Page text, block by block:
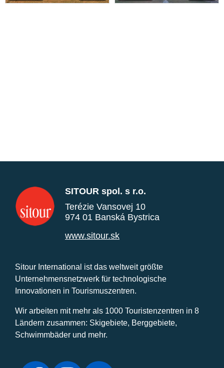
SITOUR spol. s r.o.
Terézie Vansovej 10
974 01 Banská Bystrica
www.sitour.sk
Sitour International ist das weltweit größte
Unternehmensnetzwerk für technologische
Innovationen in Tourismuszentren.
Wir arbeiten mit mehr als 1000 Touristenzentren in 8
Ländern zusammen: Skigebiete, Berggebiete,
Schwimmbäder und mehr.